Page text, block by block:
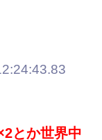
とか世界中